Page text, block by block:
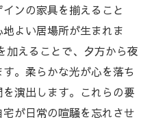
ンの家具を揃えること
よい居場所が生まれま
加えることで、夕方から夜
。柔らかな光が心を落ち
演出します。これらの要
が日常の喧騒を忘れさせ